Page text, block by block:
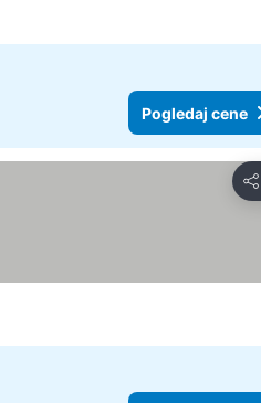
Pogledaj cene
Deli